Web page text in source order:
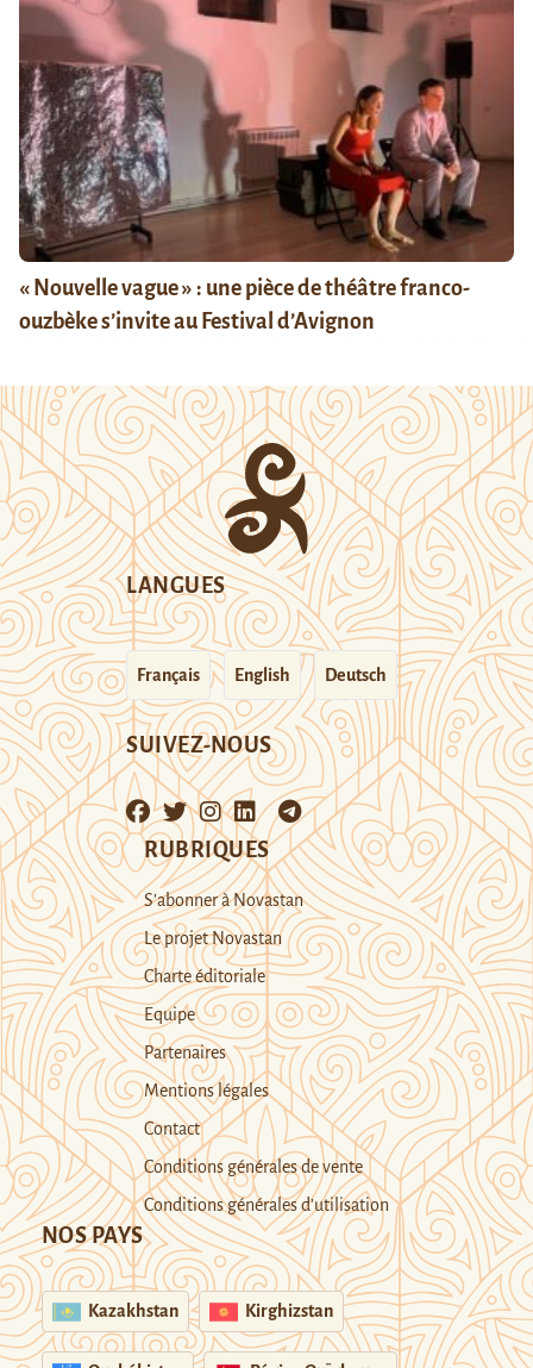
« Nouvelle vague » : une pièce de théâtre franco-
ouzbèke s’invite au Festival d’Avignon
LANGUES
Français English Deutsch
SUIVEZ-NOUS
RUBRIQUES
S’abonner à Novastan
Le projet Novastan
Charte éditoriale
Equipe
Partenaires
Mentions légales
Contact
Conditions générales de vente
Conditions générales d’utilisation
NOS PAYS
Kazakhstan Kirghizstan